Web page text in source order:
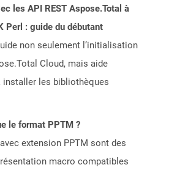
les API REST Aspose.Total à
Perl : guide du débutant
non seulement l’initialisation
Cloud, mais aide
installer les bibliothèques
le format PPTM ?
extension PPTM sont des
macro compatibles